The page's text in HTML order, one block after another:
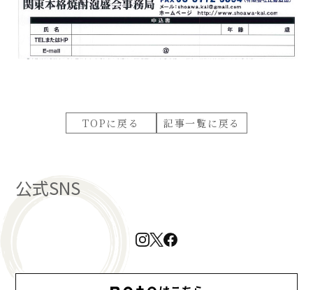
TOPに戻る 記事一覧に戻る
公式SNS